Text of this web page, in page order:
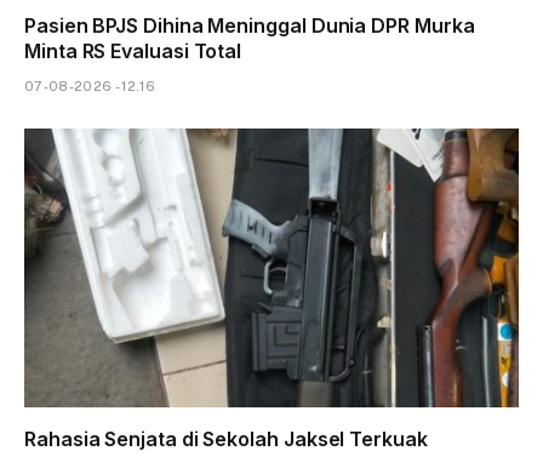
Pasien BPJS Dihina Meninggal Dunia DPR Murka
Minta RS Evaluasi Total
07-08-2026 - 12.16
Rahasia Senjata di Sekolah Jaksel Terkuak